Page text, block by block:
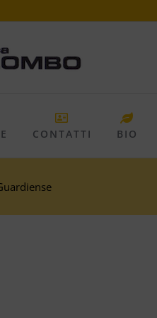
CONTATTI BIO